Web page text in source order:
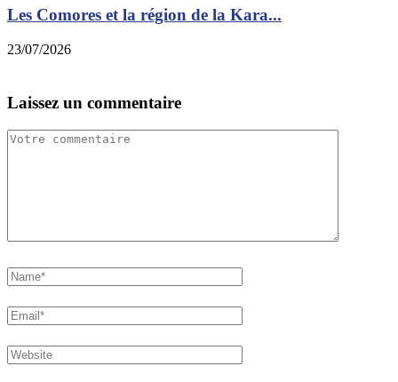
Les Comores et la région de la Kara...
23/07/2026
Laissez un commentaire